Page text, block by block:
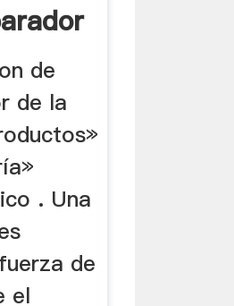
...
de
de la
. Una
de
el